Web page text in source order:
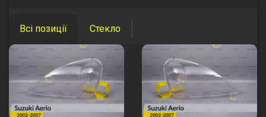
Всі позиції Стекло